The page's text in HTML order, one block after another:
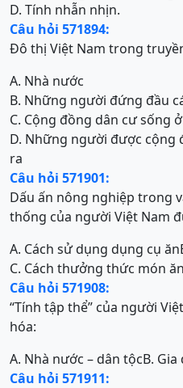
D. Tính nhẫn nhịn.
Câu hỏi 571894:
Đô thị Việt Nam trong
A. Nhà nước
B. Những người đứng đầu
C. Cộng đồng dân cư sống
D. Những người được cộng
ra
Câu hỏi 571901:
Dấu ấn nông nghiệp trong
thống của người Việt Nam
A. Cách sử dụng dụng cụ ăn
C. Cách thưởng thức món ăn
Câu hỏi 571908:
“Tính tập thể” của người
hóa:
A. Nhà nước – dân tộcB. Gia
Câu hỏi 571911: